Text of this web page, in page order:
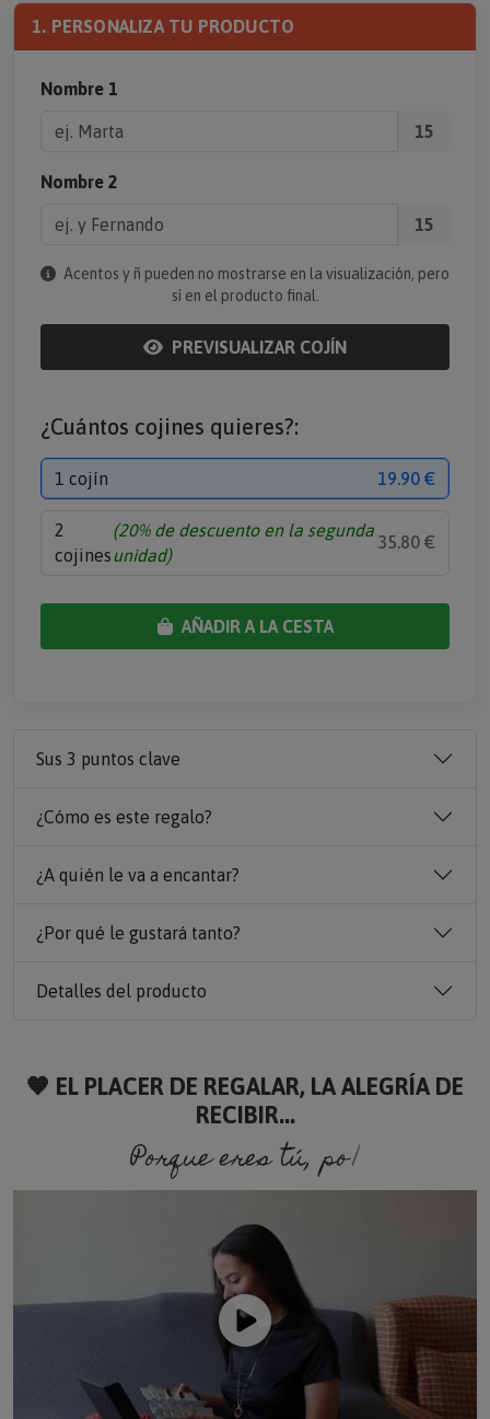
1. PERSONALIZA TU PRODUCTO
Nombre 1
15
Nombre 2
15
Acentos y ñ pueden no mostrarse en la visualización, pero
sí en el producto final.
PREVISUALIZAR COJÍN
¿Cuántos cojines quieres?:
1 cojín 19.90 €
2
cojines
(20% de descuento en la segunda
unidad)
35.80 €
AÑADIR A LA CESTA
Sus 3 puntos clave
¿Cómo es este regalo?
¿A quién le va a encantar?
¿Por qué le gustará tanto?
Detalles del producto
🧡 EL PLACER DE REGALAR, LA ALEGRÍA DE
RECIBIR...
Porque eres tú, porque